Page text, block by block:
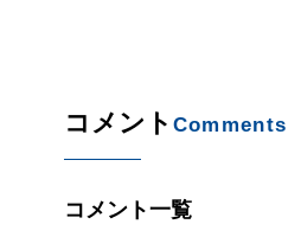
コメント Comments
コメント一覧